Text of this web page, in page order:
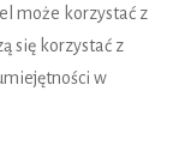
może korzystać z
się korzystać z
w